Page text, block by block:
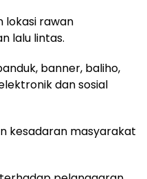
lokasi rawan
lalu lintas.
banner, baliho,
dan sosial
kesadaran masyarakat